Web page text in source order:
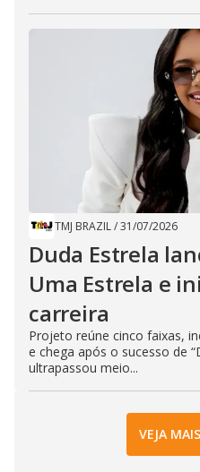
TMJ BRAZIL/31/07/2026
Duda Estrela
Uma Estrela e
carreira
Projeto reúne cinco faixas,
e chega após o sucesso de
ultrapassou meio...
VEJA